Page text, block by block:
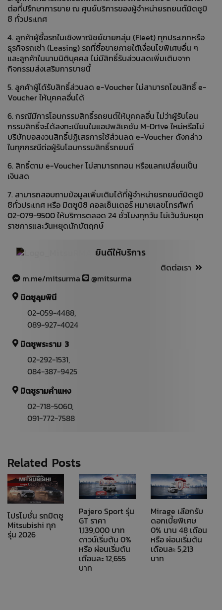
ต่อที่ปรึกษาการขาย ณ ศูนย์บริการของผู้จำหน่ายรถยนต์มิตซูบิ
ชิ ทั่วประเทศ
4. ลูกค้าผู้ซื้อรถในเชิงพาณิชย์ขายกลุ่ม (Fleet) ทุกประเภทหรือ
ธุรกิจรถเช่า (Leasing) รถที่ซื้อขายภายใต้เงื่อนไขพิเศษอื่น ๆ
และลูกค้าในนามนิติบุคคล ไม่มีสิทธิ์รับส่วนลดเพิ่มเติมจาก
กิจกรรมส่งเสริมการขายนี้
5. ลูกค้าผู้ได้รับสิทธิ์ส่วนลด e-Voucher ไม่สามารถโอนสิทธิ์ e-
Voucher ให้บุคคลอื่นได้
6. กรณีมีการโอนกรรมสิทธิ์รถยนต์ให้บุคคลอื่น ไม่ว่าผู้รับโอน
กรรมสิทธิ์จะได้ลงทะเบียนในแอปพลิเคชัน M-Drive ใหม่หรือไม่
บริษัทขอสงวนสิทธิ์ปฏิเสธการใช้ส่วนลด e-Voucher ดังกล่าว
ในทุกกรณีต่อผู้รับโอนกรรมสิทธิ์รถยนต์
6. สิทธิ์ตาม e-Voucher ไม่สามารถทอน หรือแลกเปลี่ยนเป็น
เงินสด
7. สามารถสอบถามข้อมูลเพิ่มเติมได้ที่ผู้จำหน่ายรถยนต์มิตซูบิ
ชิทั่วประเทศ หรือ มิตซูบิชิ คอลเซ็นเตอร์ หมายเลขโทรศัพท์
02-079-9500 ให้บริการตลอด 24 ชั่วโมงทุกวัน ไม่เว้นวันหยุด
ราชการและวันหยุดนักขัตฤกษ์
ยินดีให้บริการ
ติดต่อเรา
m.me/mitsurma
@mitsurma
มิตซูลุมพินี
02-059-4488,
089-927-4024
มิตซูพระราม 3
02-292-1531,
084-387-9425
มิตซูรามคำแหง
02-718-5060,
091-772-7588
Related Posts
โปรโมชั่น รถมิตซู
Mitsubishi ทุก
รุ่น 2026
Pajero Sport รุ่น
GT ราคา
1,139,000 บาท
ดาวน์เริ่มต้น 0%
หรือ ผ่อนเริ่มต้น
เดือนละ 12,655
บาท
Mirage เลือกรับ
ดอกเบี้ยพิเศษ
0% นาน 48 เดือน
หรือ ผ่อนเริ่มต้น
เดือนละ 5,213
บาท